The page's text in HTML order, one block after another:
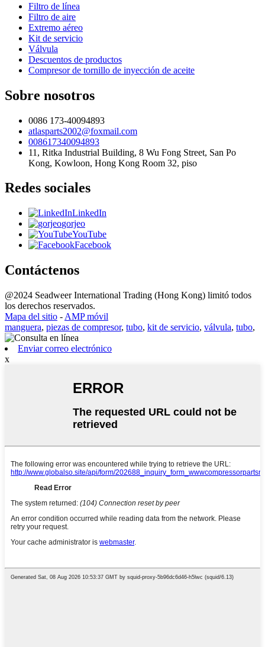
Filtro de línea
Filtro de aire
Extremo aéreo
Kit de servicio
Válvula
Descuentos de productos
Compresor de tornillo de inyección de aceite
Sobre nosotros
0086 173-40094893
atlasparts2002@foxmail.com
008617340094893
11, Ritka Industrial Building, 8 Wu Fong Street, San Po
Kong, Kowloon, Hong Kong Room 32, piso
Redes sociales
LinkedIn
gorjeo
YouTube
Facebook
Contáctenos
@2024 Seadweer International Trading (Hong Kong) limitó todos
los derechos reservados.
Mapa del sitio - AMP móvil
manguera, piezas de compresor, tubo, kit de servicio, válvula, tubo,
Enviar correo electrónico
x